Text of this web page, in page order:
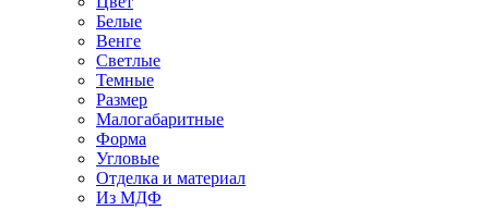
Белые
Венге
Светлые
Темные
Размер
Малогабаритные
Форма
Угловые
Отделка и материал
Из МДФ